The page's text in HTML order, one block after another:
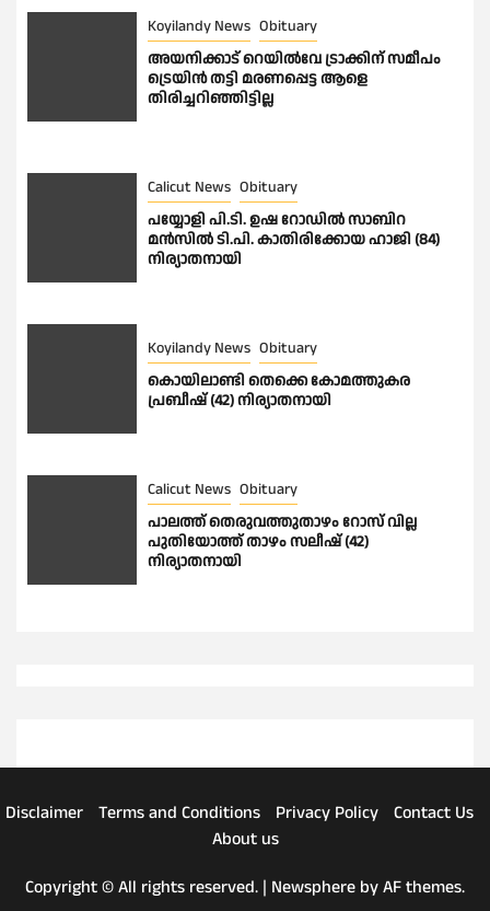
Koyilandy News Obituary
അയനിക്കാട് റെയിൽവേ ട്രാക്കിന് സമീപം
ട്രെയിൻ തട്ടി മരണപ്പെട്ട ആളെ
തിരിച്ചറിഞ്ഞിട്ടില്ല
Calicut News Obituary
പയ്യോളി പി.ടി. ഉഷ റോഡിൽ സാബിറ
മൻസിൽ ടി.പി. കാതിരിക്കോയ ഹാജി (84)
നിര്യാതനായി
Koyilandy News Obituary
കൊയിലാണ്ടി തെക്കെ കോമത്തുകര
പ്രബീഷ് (42) നിര്യാതനായി
Calicut News Obituary
പാലത്ത് തെരുവത്തുതാഴം റോസ് വില്ല
പുതിയോത്ത് താഴം സലീഷ് (42)
നിര്യാതനായി
Disclaimer Terms and Conditions Privacy Policy
Contact Us
About us
Copyright © All rights reserved. | Newsphere by AF themes.